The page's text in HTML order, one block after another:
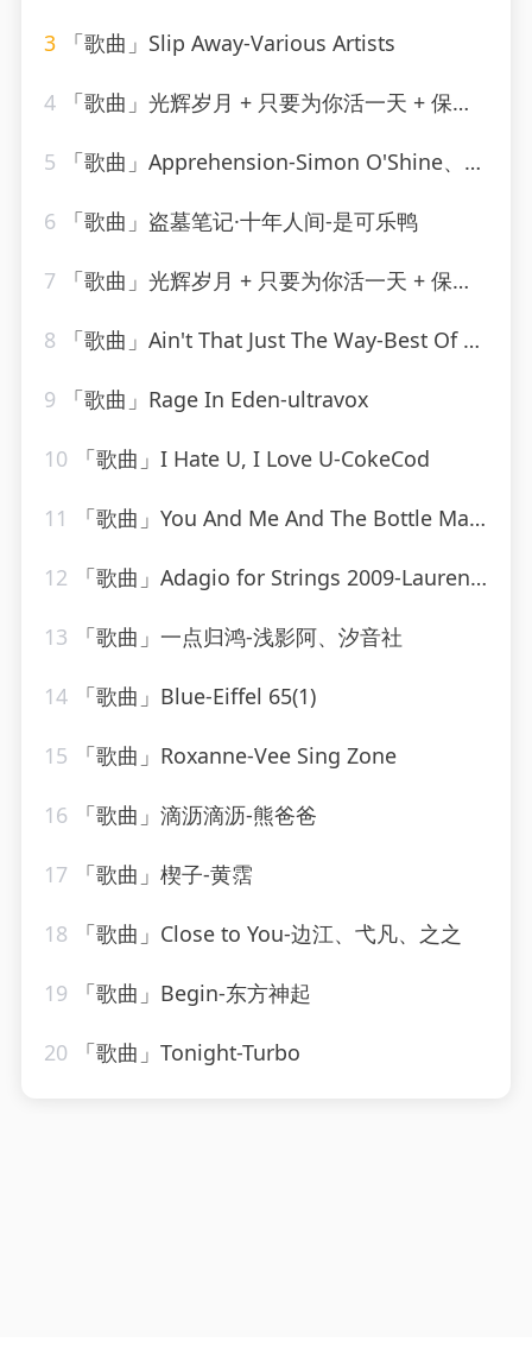
3 「歌曲」Slip Away-Various Artists
4 「歌曲」光辉岁月 + 只要为你活一天 + 保重-谢霆锋、朱一龙
5 「歌曲」Apprehension-Simon O'Shine、Sergey Nevone
6 「歌曲」盗墓笔记·十年人间-是可乐鸭
7 「歌曲」光辉岁月 + 只要为你活一天 + 保重-谢霆锋、朱一龙
8 「歌曲」Ain't That Just The Way-Best Of Hits (最佳点击率)
9 「歌曲」Rage In Eden-ultravox
10 「歌曲」I Hate U, I Love U-CokeCod
11 「歌曲」You And Me And The Bottle Makes 3 Tonight (Baby) [made popular by Big Bad Voodoo Daddy] [vocal version]
12 「歌曲」Adagio for Strings 2009-Laurent Wolf
13 「歌曲」一点归鸿-浅影阿、汐音社
14 「歌曲」Blue-Eiffel 65(1)
15 「歌曲」Roxanne-Vee Sing Zone
16 「歌曲」滴沥滴沥-熊爸爸
17 「歌曲」楔子-黄霑
18 「歌曲」Close to You-边江、弋凡、之之
19 「歌曲」Begin-东方神起
20 「歌曲」Tonight-Turbo